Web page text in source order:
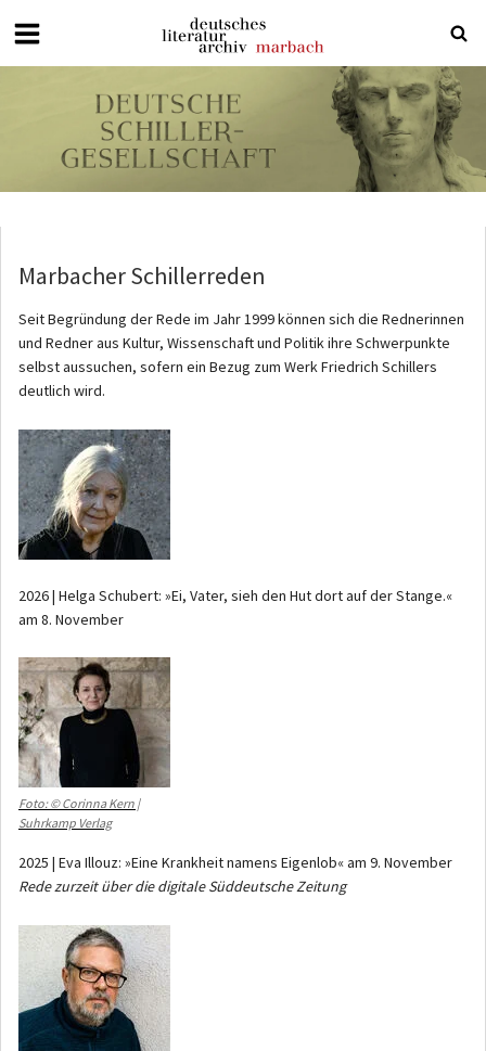
Deutsches
Literaturarchiv
Marbach
Marbacher Schillerreden
Seit Begründung der Rede im Jahr 1999 können sich die Rednerinnen
und Redner aus Kultur, Wissenschaft und Politik ihre Schwerpunkte
selbst aussuchen, sofern ein Bezug zum Werk Friedrich Schillers
deutlich wird.
2026 | Helga Schubert: »Ei, Vater, sieh den Hut dort auf der Stange.«
am 8. November
Foto: © Corinna Kern |
Suhrkamp Verlag
2025 | Eva Illouz: »Eine Krankheit namens Eigenlob« am 9. November
Rede zurzeit über die digitale Süddeutsche Zeitung